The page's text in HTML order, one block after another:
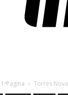
1ªPagina Torres